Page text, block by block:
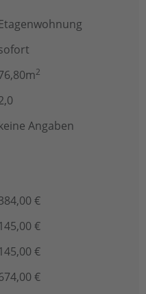
2
Angaben
€
145,00 €
145,00 €
€